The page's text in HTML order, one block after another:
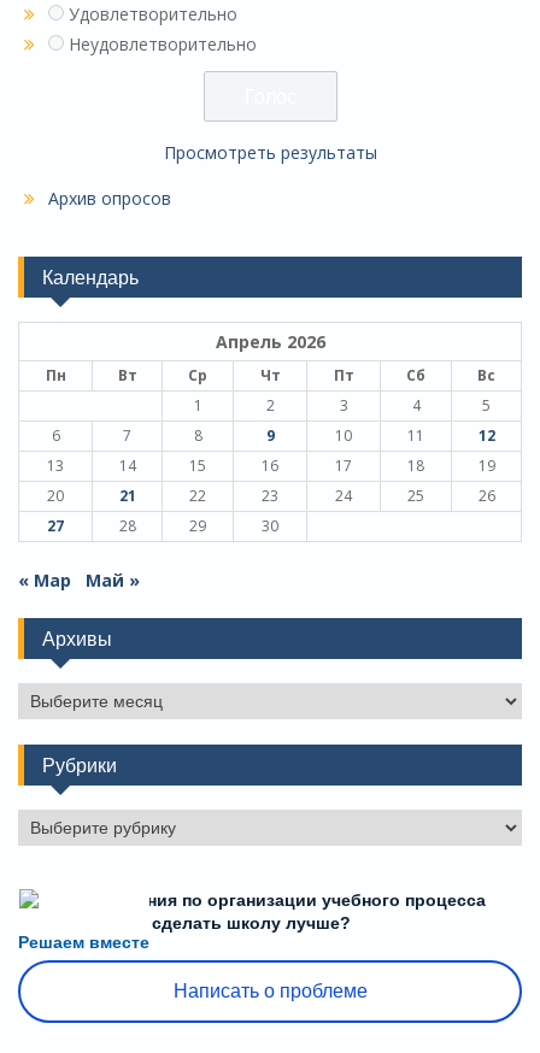
Удовлетворительно
Неудовлетворительно
Просмотреть результаты
Архив опросов
Календарь
Апрель 2026
Пн Вт Ср Чт Пт Сб
Вс
1
2 3 4
5
6
7 8 9 10 11
12
13
14 15 16 17 18
19
20
21 22 23 24 25
26
27
28 29 30
« Мар Май »
Архивы
Архивы
Рубрики
Рубрики
Решаем вместе
Есть предложения по организации учебного процесса
или знаете, как сделать школу лучше?
Написать о проблеме